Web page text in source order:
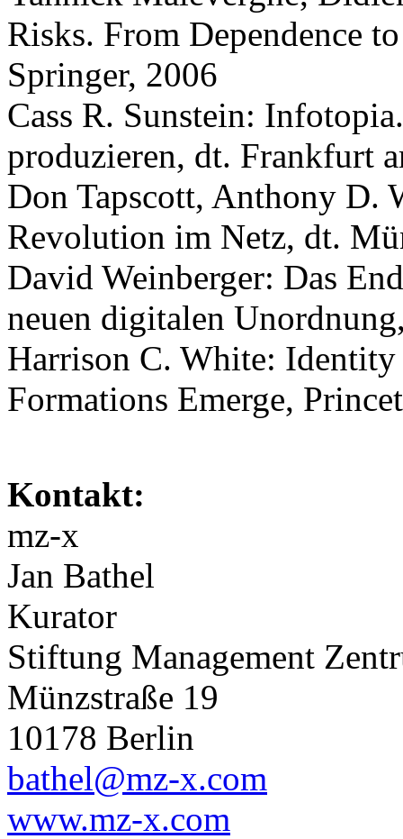
Risks. From Dependence
Springer, 2006
Cass R. Sunstein:
produzieren, dt. Frankfurt
Don Tapscott, Anthony D.
Revolution im Netz, dt.
David Weinberger: Das
neuen digitalen
Harrison C. White:
Formations Emerge,
Kontakt:
mz-x
Jan Bathel
Kurator
Stiftung Management
Münzstraße 19
10178 Berlin
bathel@mz-x.com
www.mz-x.com